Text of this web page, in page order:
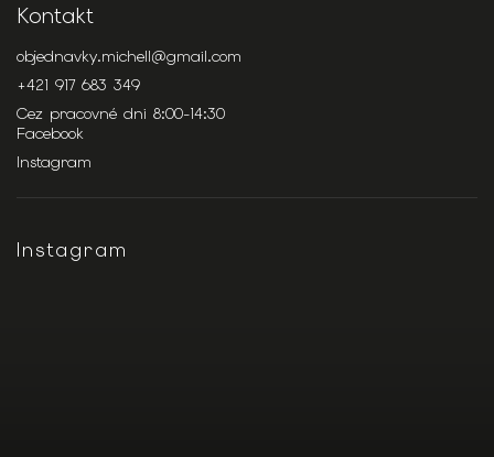
Kontakt
objednavky.michell@gmail.com
+421 917 683 349
Cez pracovné dni 8:00-14:30
Facebook
Instagram
Instagram